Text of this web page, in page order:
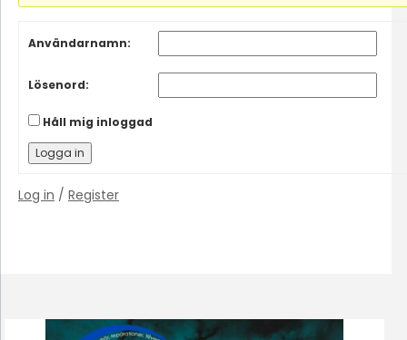
Användarnamn:
Lösenord:
Håll mig inloggad
Logga in
Log in / Register